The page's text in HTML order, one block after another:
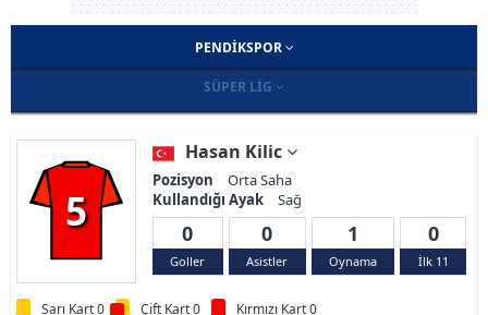
PENDIKSPOR
SÜPER LIG
5
Hasan Kilic
Pozisyon
Orta Saha
Kullandığı Ayak
Sağ
0
Goller
0
Asistler
1
Oynama
0
İlk 11
Sarı Kart 0 Çift Kart 0 Kırmızı Kart 0